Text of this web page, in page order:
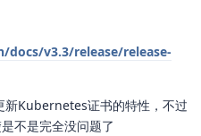
v3.3/release/release-
新Kubernetes证书的特性，不过
不是完全没问题了